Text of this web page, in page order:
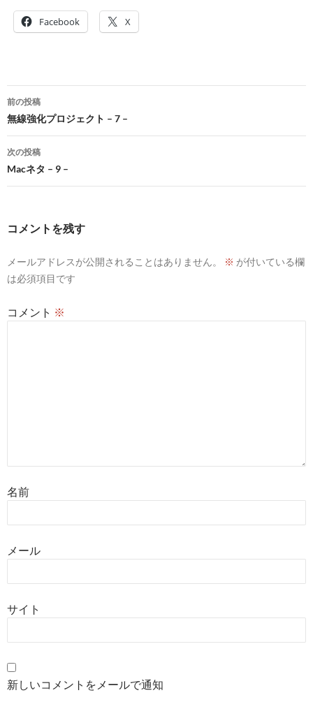
Facebook X
投
稿
ナ
ビ
ゲ
ョ
前の投稿
無線強化プロジェクト – 7 –
次の投稿
Macネタ – 9 –
コメントを残す
メールアドレスが公開されることはありません。 ※ が付いている欄
は必須項目です
コメント ※
名前
メール
サイト
新しいコメントをメールで通知